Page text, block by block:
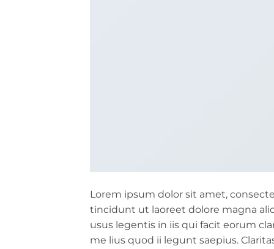
Lorem ipsum dolor sit amet,
tincidunt ut laoreet dolore magna
usus legentis in iis qui facit eorum
me lius quod ii legunt saepius.